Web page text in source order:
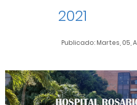
2021
Publicado: Martes, 05,